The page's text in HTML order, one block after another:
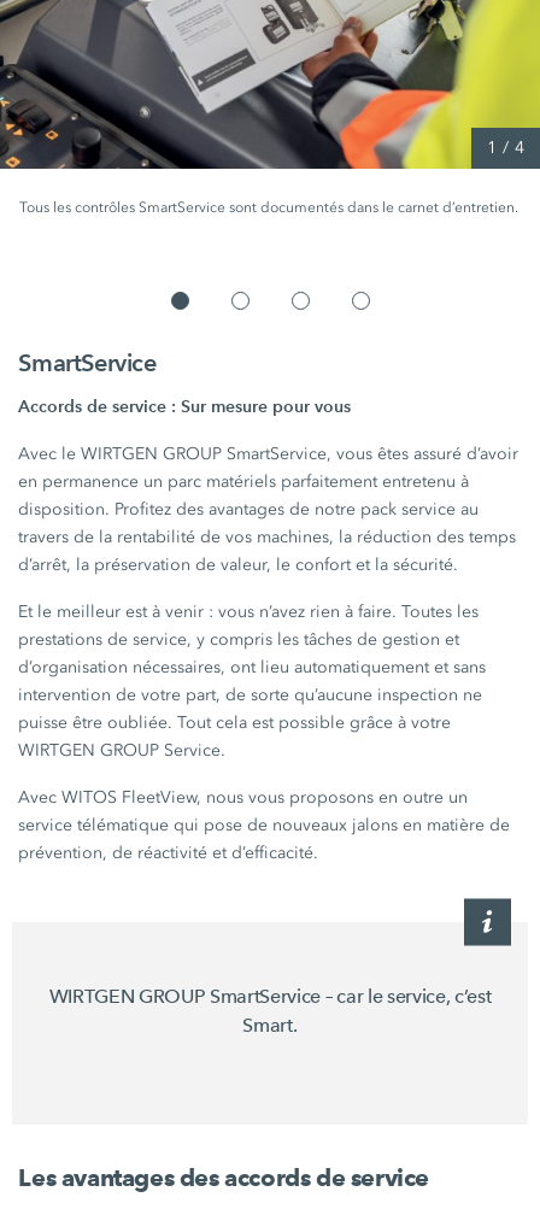
Tous les contrôles SmartService sont documentés dans le carnet d’entretien.
1 / 4
SmartService
Accords de service : Sur mesure pour vous
Avec le WIRTGEN GROUP SmartService, vous êtes assuré d’avoir
en permanence un parc matériels parfaitement entretenu à
disposition. Profitez des avantages de notre pack service au
travers de la rentabilité de vos machines, la réduction des temps
d’arrêt, la préservation de valeur, le confort et la sécurité.
Et le meilleur est à venir : vous n’avez rien à faire. Toutes les
prestations de service, y compris les tâches de gestion et
d’organisation nécessaires, ont lieu automatiquement et sans
intervention de votre part, de sorte qu’aucune inspection ne
puisse être oubliée. Tout cela est possible grâce à votre
WIRTGEN GROUP Service.
Avec WITOS FleetView, nous vous proposons en outre un
service télématique qui pose de nouveaux jalons en matière de
prévention, de réactivité et d’efficacité.
WIRTGEN GROUP SmartService – car le service, c’est
Smart.
Les avantages des accords de service